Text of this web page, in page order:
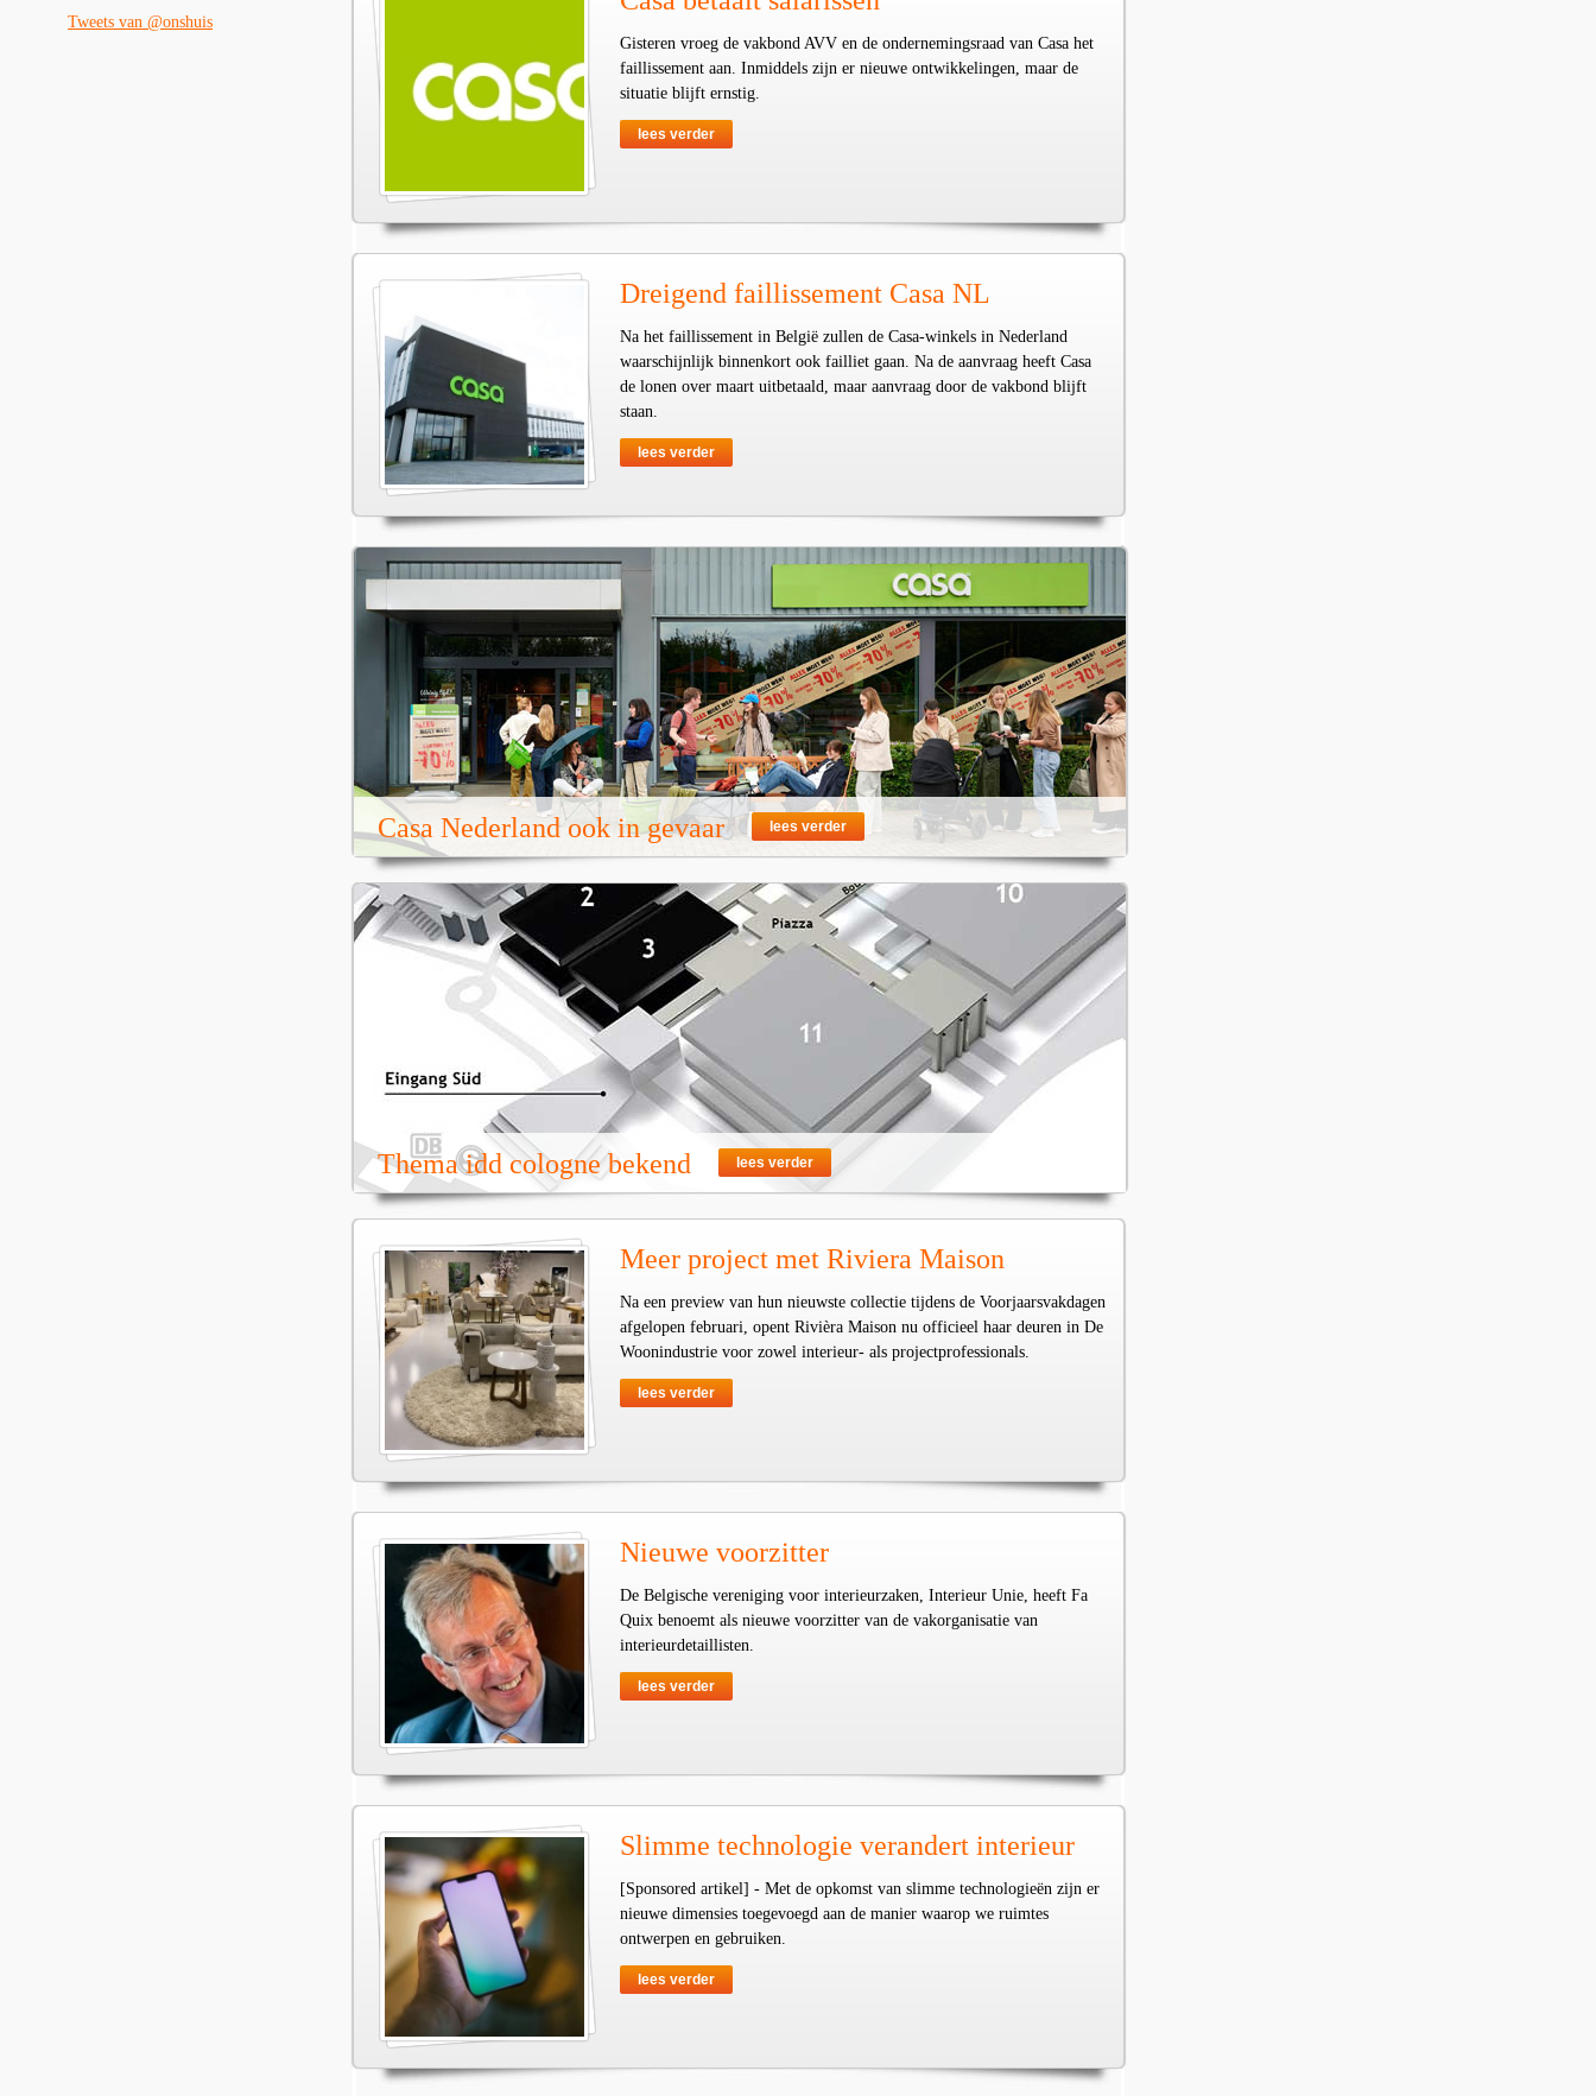
Tweets van @onshuis
Gisteren vroeg de vakbond AVV en de ondernemingsraad van Casa het
faillissement aan. Inmiddels zijn er nieuwe ontwikkelingen, maar de
situatie blijft ernstig.
lees verder
Dreigend faillissement Casa NL
Na het faillissement in België zullen de Casa-winkels in Nederland
waarschijnlijk binnenkort ook failliet gaan. Na de aanvraag heeft Casa
de lonen over maart uitbetaald, maar aanvraag door de vakbond blijft
staan.
lees verder
Casa Nederland ook in gevaar lees verder
Thema idd cologne bekend lees verder
Meer project met Riviera Maison
Na een preview van hun nieuwste collectie tijdens de Voorjaarsvakdagen
afgelopen februari, opent Rivièra Maison nu officieel haar deuren in De
Woonindustrie voor zowel interieur- als projectprofessionals.
lees verder
Nieuwe voorzitter
De Belgische vereniging voor interieurzaken, Interieur Unie, heeft Fa
Quix benoemt als nieuwe voorzitter van de vakorganisatie van
interieurdetaillisten.
lees verder
Slimme technologie verandert interieur
[Sponsored artikel] - Met de opkomst van slimme technologieën zijn er
nieuwe dimensies toegevoegd aan de manier waarop we ruimtes
ontwerpen en gebruiken.
lees verder